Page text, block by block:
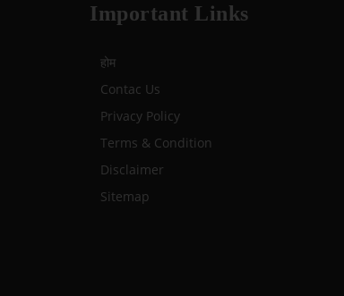
Important Links
होम
Contac Us
Privacy Policy
Terms & Condition
Disclaimer
Sitemap